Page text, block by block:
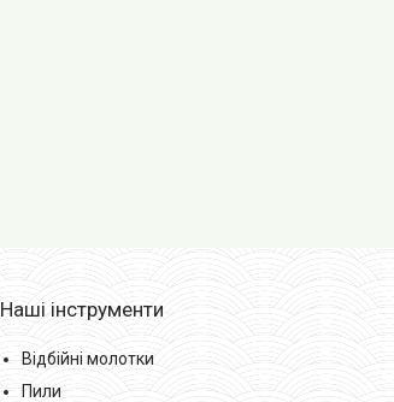
Наші інструменти
Відбійні молотки
Пили